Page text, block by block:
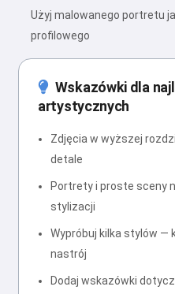
Użyj malowanego portretu
profilowego
Wskazówki dla
artystycznych
Zdjęcia w wyższej
detale
Portrety i proste sceny
stylizacji
Wypróbuj kilka stylów —
nastrój
Dodaj wskazówki